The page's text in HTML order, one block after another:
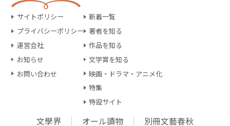
サイトポリシー
プライバシーポリシー
運営会社
お知らせ
お問い合わせ
新着一覧
著者を知る
作品を知る
文学賞を知る
映画・ドラマ・アニメ化
特集
特設サイト
文學界 オール讀物 別冊文藝春秋